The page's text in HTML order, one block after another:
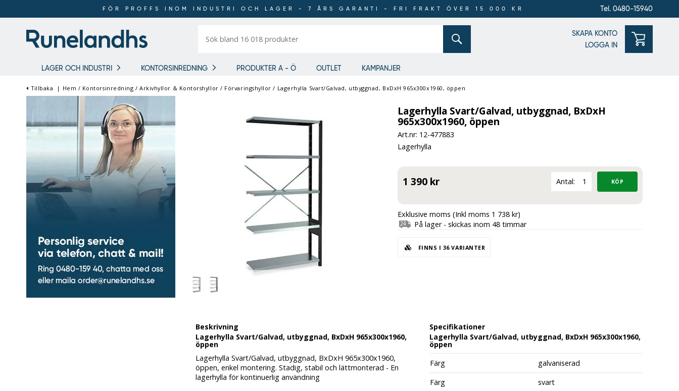
FÖR PROFFS INOM INDUSTRI OCH LAGER - 7 ÅRS GARANTI - FRI FRAKT ÖVER 15 000 KR Tel. 0480-15940
bland
SKAPA KONTO
LOGGA IN
LAGER OCH INDUSTRI KONTORSINREDNING PRODUKTER A - Ö OUTLET KAMPANJER
FÖR PROFFS INOM
INDUSTRI OCH LAGER
Tillbaka | Hem / Kontorsinredning /Arkivhyllor & Kontorshyllor / Förvaringshyllor / Lagerhylla Svart/Galvad, utbyggnad, BxDxH 965x300x1960, öppen
Lagerhylla Svart/Galvad, utbyggnad, BxDxH
965x300x1960, öppen
Art.nr: 12-477883
Lagerhylla
1 390 kr Antal:
Exklusive moms (Inkl moms 1 738 kr)
På lager - skickas inom 48 timmar
FINNS I 36 VARIANTER
Beskrivning
Lagerhylla Svart/Galvad, utbyggnad, BxDxH 965x300x1960,
öppen
Lagerhylla Svart/Galvad, utbyggnad, BxDxH 965x300x1960,
öppen, enkel montering. Stadig, stabil och lättmonterad - En
lagerhylla för kontinuerlig användning
Specifikationer
Lagerhylla Svart/Galvad, utbyggnad, BxDxH 965x300x1960,
öppen
Färg
galvaniserad
Färg
svart